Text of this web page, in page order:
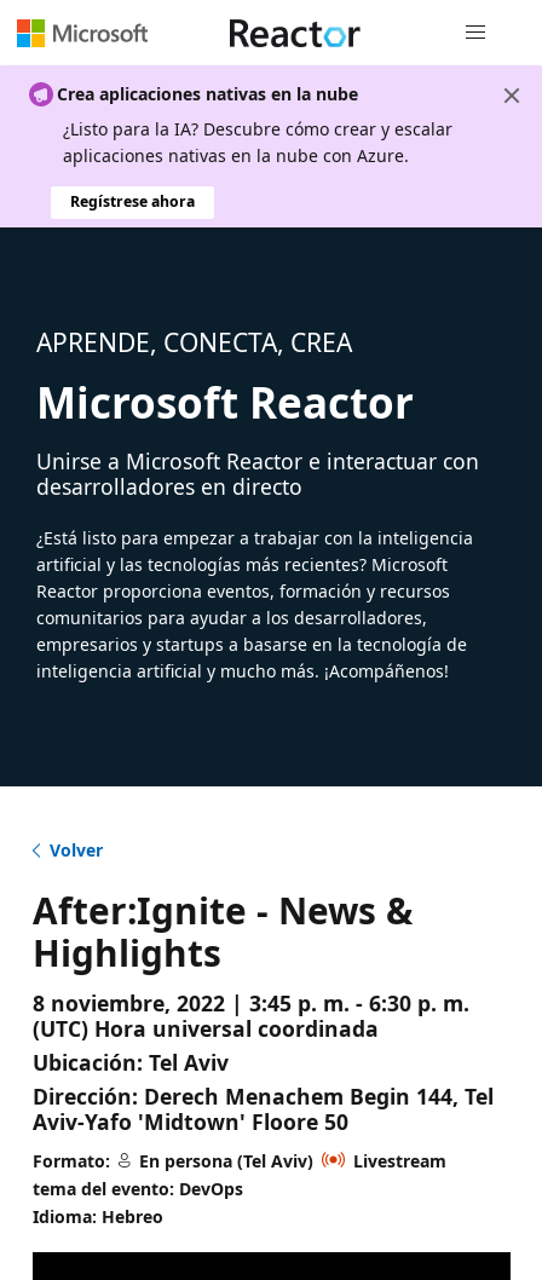
Crea aplicaciones nativas en la nube
¿Listo para la IA? Descubre cómo crear y escalar
aplicaciones nativas en la nube con Azure.
Regístrese ahora
APRENDE, CONECTA, CREA
Microsoft Reactor
Unirse a Microsoft Reactor e interactuar con
desarrolladores en directo
¿Está listo para empezar a trabajar con la inteligencia
artificial y las tecnologías más recientes? Microsoft
Reactor proporciona eventos, formación y recursos
comunitarios para ayudar a los desarrolladores,
empresarios y startups a basarse en la tecnología de
inteligencia artificial y mucho más. ¡Acompáñenos!
Volver
After:Ignite - News &
Highlights
8 noviembre, 2022 | 3:45 p. m. - 6:30 p. m.
(UTC) Hora universal coordinada
Ubicación: Tel Aviv
Dirección: Derech Menachem Begin 144, Tel
Aviv-Yafo 'Midtown' Floore 50
Formato: En persona (Tel Aviv)
Livestream
tema del evento: DevOps
Idioma: Hebreo